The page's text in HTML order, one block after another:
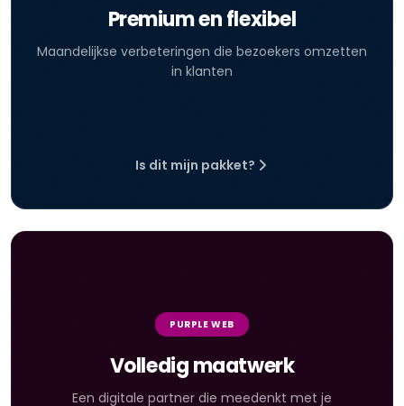
Premium en flexibel
Maandelijkse verbeteringen die bezoekers omzetten
in klanten
Is dit mijn pakket?
PURPLE WEB
Volledig maatwerk
Een digitale partner die meedenkt met je